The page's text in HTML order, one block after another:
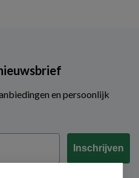
en persoonlijk
Inschrijven